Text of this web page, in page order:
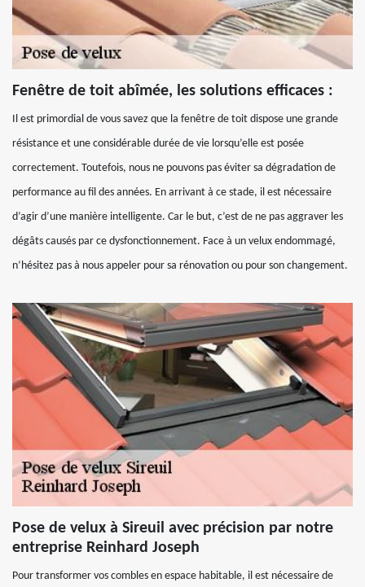
Fenêtre de toit abîmée, les solutions efficaces :
Il est primordial de vous savez que la fenêtre de toit dispose une grande
résistance et une considérable durée de vie lorsqu’elle est posée
correctement. Toutefois, nous ne pouvons pas éviter sa dégradation de
performance au fil des années. En arrivant à ce stade, il est nécessaire
d’agir d’une manière intelligente. Car le but, c’est de ne pas aggraver les
dégâts causés par ce dysfonctionnement. Face à un velux endommagé,
n’hésitez pas à nous appeler pour sa rénovation ou pour son changement.
Pose de velux à Sireuil avec précision par notre
entreprise Reinhard Joseph
Pour transformer vos combles en espace habitable, il est nécessaire de